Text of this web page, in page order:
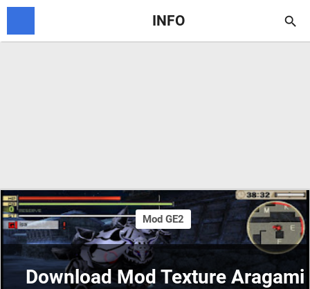
INFO 
Download Mod Texture Aragami
Mod GE2